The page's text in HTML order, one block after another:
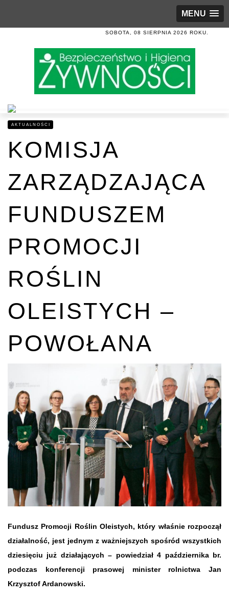
MENU
SOBOTA, 08 SIERPNIA 2026 ROKU.
AKTUALNOŚCI
KOMISJA
ZARZĄDZAJĄCA
FUNDUSZEM
PROMOCJI
ROŚLIN
OLEISTYCH –
POWOŁANA
Fundusz Promocji Roślin Oleistych, który właśnie rozpoczął
działalność, jest jednym z ważniejszych spośród wszystkich
dziesięciu już działających – powiedział 4 października br.
podczas konferencji prasowej minister rolnictwa Jan
Krzysztof Ardanowski.